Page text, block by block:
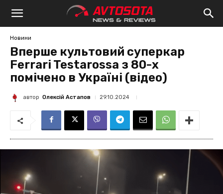
Avtosota
Новини
Вперше культовий суперкар
Ferrari Testarossa з 80-х
помічено в Україні (відео)
автор Олексій Астапов 29.10.2024